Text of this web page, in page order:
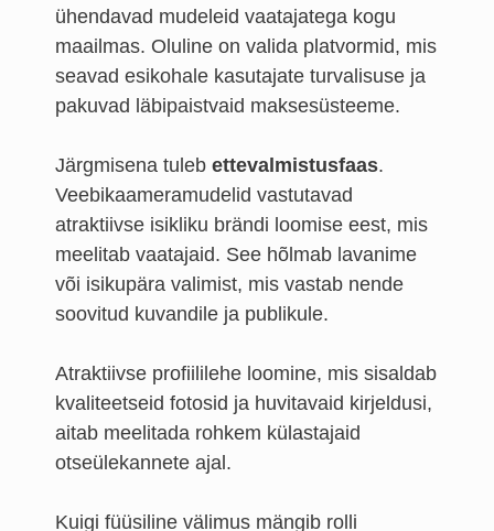
ühendavad mudeleid vaatajatega kogu
maailmas. Oluline on valida platvormid, mis
seavad esikohale kasutajate turvalisuse ja
pakuvad läbipaistvaid maksesüsteeme.
Järgmisena tuleb ettevalmistusfaas.
Veebikaameramudelid vastutavad
atraktiivse isikliku brändi loomise eest, mis
meelitab vaatajaid. See hõlmab lavanime
või isikupära valimist, mis vastab nende
soovitud kuvandile ja publikule.
Atraktiivse profiililehe loomine, mis sisaldab
kvaliteetseid fotosid ja huvitavaid kirjeldusi,
aitab meelitada rohkem külastajaid
otseülekannete ajal.
Kuigi füüsiline välimus mängib rolli